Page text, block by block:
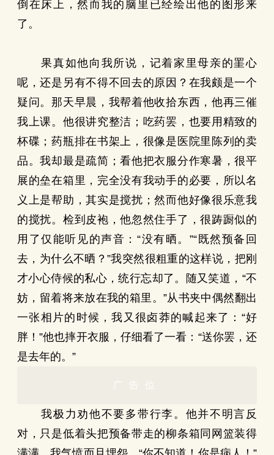
倒在床上，然而我的脑里已经绘出他的图形来
了。
果真如他向我所说，记着家里母亲的罣心
呢，还是另有不得不回去的原因？在我颇是一个
疑问。那天早晨，我帮着他收拾东西，他再三催
我上课。他很讲究整洁；吃药罢，也要用精致的
杯碟；药瓶排在书架上，很像是医院里陈列的卖
品。我却最是疏简；看他把衣服分作寒暑，很平
展的垒在箱里，完全没有我动手的必要，所以名
义上是帮助，其实是搅扰；然而他好像很乐意我
的搅扰。检到皮袍，他忽然住手了，很踌蹰似的
用了仅能听见的声音：“没有晒。”“既然预备回
去，为什么不晒？”我突然很粗重的这样说，把刚
才小心侍候的私心，统行忘却了。随又笑道，“不
妨，留着将来放在我的箱里。”从书夹中偶然翻出
一张相片的时候，我又很卤莽的喊起来了：“好
胖！”他也摔开衣服，仔细看了一看：“送你罢，还
是去年的。”
广告位
我极力劝他不要多带行李。他并不明言反
对，只是低着头把预备带走的柳条箱同网篮装得